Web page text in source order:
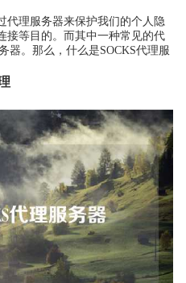
代理服务器来保护我们的个人隐
接等目的。而其中一种常见的代
器。那么，什么是SOCKS代理服